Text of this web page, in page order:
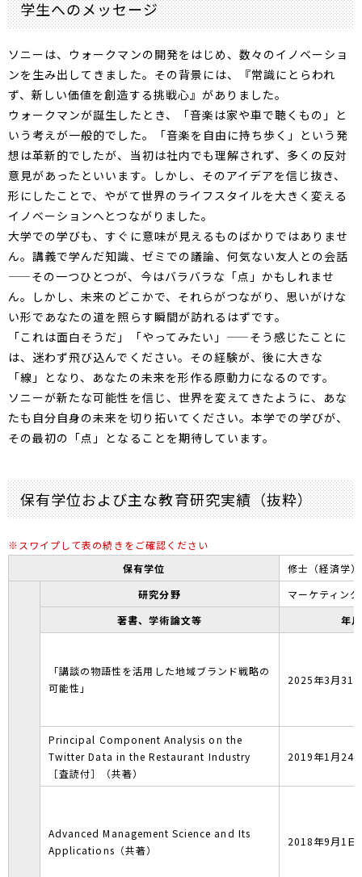
学生へのメッセージ
ソニーは、ウォークマンの開発をはじめ、数々のイノベーショ
ンを生み出してきました。その背景には、『常識にとらわれ
ず、新しい価値を創造する挑戦心』がありました。
ウォークマンが誕生したとき、「音楽は家や車で聴くもの」と
いう考えが一般的でした。「音楽を自由に持ち歩く」という発
想は革新的でしたが、当初は社内でも理解されず、多くの反対
意見があったといいます。しかし、そのアイデアを信じ抜き、
形にしたことで、やがて世界のライフスタイルを大きく変える
イノベーションへとつながりました。
大学での学びも、すぐに意味が見えるものばかりではありませ
ん。講義で学んだ知識、ゼミでの議論、何気ない友人との会話
——その一つひとつが、今はバラバラな「点」かもしれませ
ん。しかし、未来のどこかで、それらがつながり、思いがけな
い形であなたの道を照らす瞬間が訪れるはずです。
「これは面白そうだ」「やってみたい」——そう感じたことに
は、迷わず飛び込んでください。その経験が、後に大きな
「線」となり、あなたの未来を形作る原動力になるのです。
ソニーが新たな可能性を信じ、世界を変えてきたように、あな
たも自分自身の未来を切り拓いてください。本学での学びが、
その最初の「点」となることを期待しています。
保有学位および主な教育研究実績（抜粋）
保有学位
修士（経済学
研究分野
マーケティング
著書、学術論文等
年
「講談の物語性を活用した地域ブランド戦略の
可能性」
2025年3月31
Principal Component Analysis on the
Twitter Data in the Restaurant Industry
［査読付］（共著）
2019年1月24
Advanced Management Science and Its
Applications（共著）
2018年9月1日